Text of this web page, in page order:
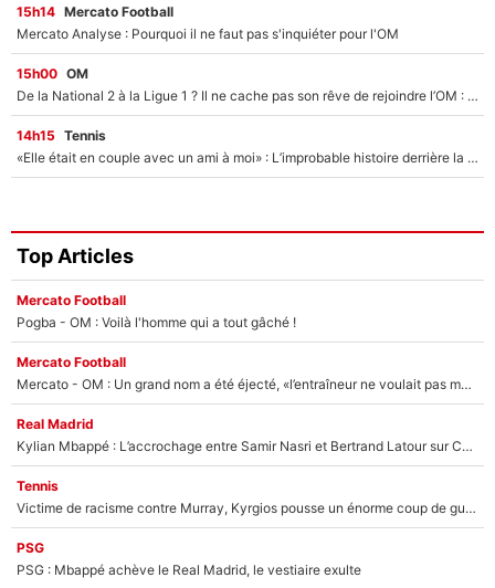
15h14 Mercato Football
Mercato Analyse : Pourquoi il ne faut pas s'inquiéter pour l'OM
15h00 OM
De la National 2 à la Ligue 1 ? Il ne cache pas son rêve de rejoindre l’OM : «Pourquoi pas moi ?»
14h15 Tennis
«Elle était en couple avec un ami à moi» : L’improbable histoire derrière la «seule relation longue» de Novak Djokovic
Top Articles
Mercato Football
Pogba - OM : Voilà l'homme qui a tout gâché !
Mercato Football
Mercato - OM : Un grand nom a été éjecté, «l’entraîneur ne voulait pas me conserver»
Real Madrid
Kylian Mbappé : L’accrochage entre Samir Nasri et Bertrand Latour sur Canal+
Tennis
Victime de racisme contre Murray, Kyrgios pousse un énorme coup de gueule !
PSG
PSG : Mbappé achève le Real Madrid, le vestiaire exulte